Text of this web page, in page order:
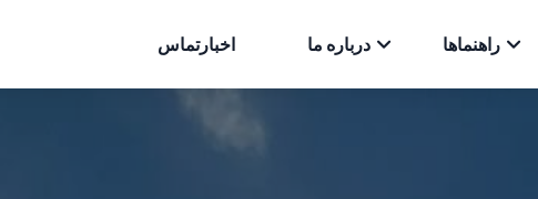
راهنماها درباره ما اخبارتماس